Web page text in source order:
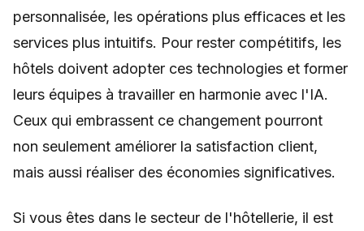
personnalisée, les opérations plus efficaces et les
services plus intuitifs. Pour rester compétitifs, les
hôtels doivent adopter ces technologies et former
leurs équipes à travailler en harmonie avec l'IA.
Ceux qui embrassent ce changement pourront
non seulement améliorer la satisfaction client,
mais aussi réaliser des économies significatives.
Si vous êtes dans le secteur de l'hôtellerie, il est